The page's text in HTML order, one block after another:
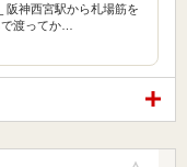
阪神西宮駅から札場筋を
渡ってか…